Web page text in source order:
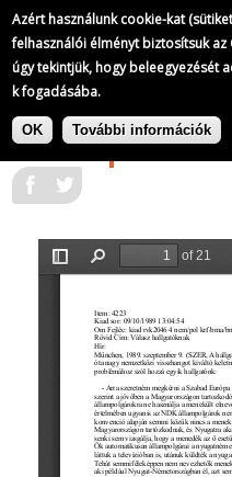
Azért használunk cookie-kat
felhasználói élményt biztosítsuk
úgy tekintjük, hogy beleegyezését
k fogadásába.
OK További információk
Ugrás
A Szabad Európa
átirata|1989-09-